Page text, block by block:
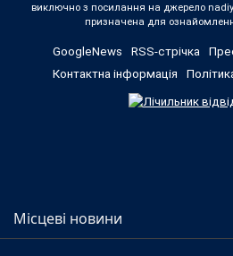
виключно з посилання на джерело
призначена для
GoogleNews RSS-стрічка
Контактна інформація
Місцеві новини